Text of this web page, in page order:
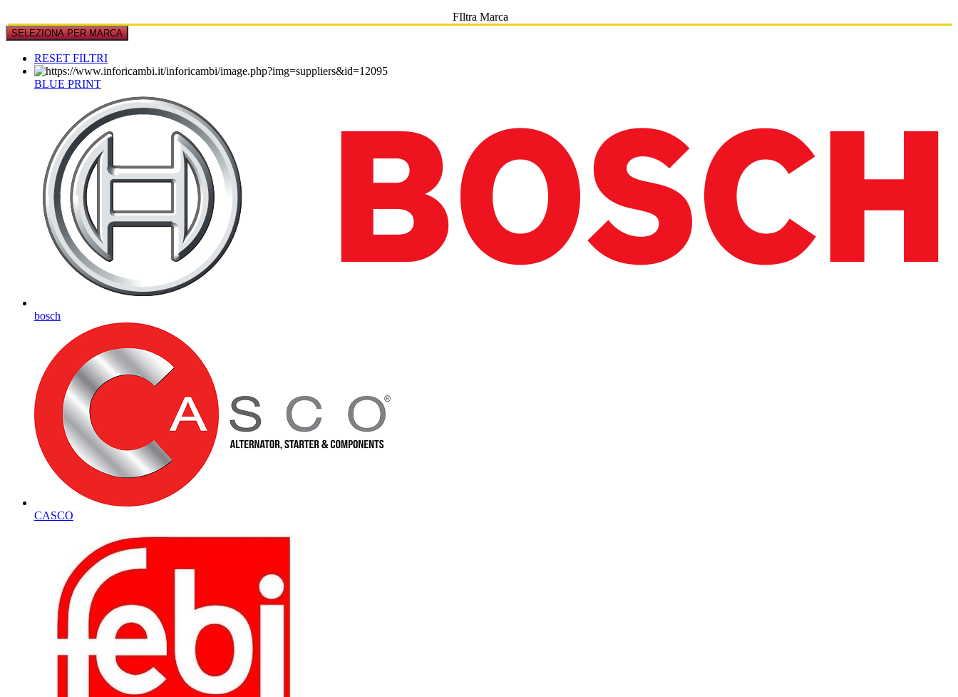
FIltra Marca
SELEZIONA PER MARCA
RESET FILTRI
BLUE PRINT
bosch
CASCO